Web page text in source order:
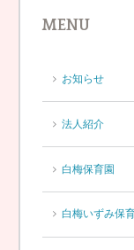
MENU
お知らせ
法人紹介
白梅保育園
白梅いずみ保